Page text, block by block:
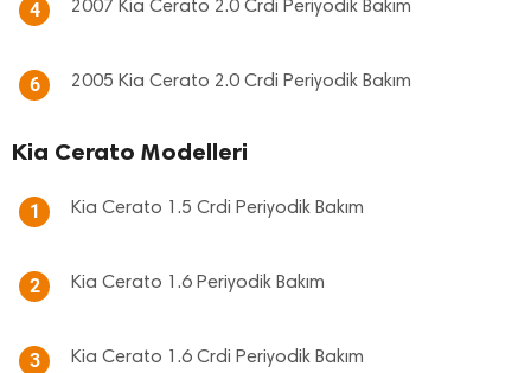
4 2007 Kia Cerato 2.0 Crdi Periyodik Bakım
6 2005 Kia Cerato 2.0 Crdi Periyodik Bakım
Kia Cerato Modelleri
1 Kia Cerato 1.5 Crdi Periyodik Bakım
2 Kia Cerato 1.6 Periyodik Bakım
3 Kia Cerato 1.6 Crdi Periyodik Bakım